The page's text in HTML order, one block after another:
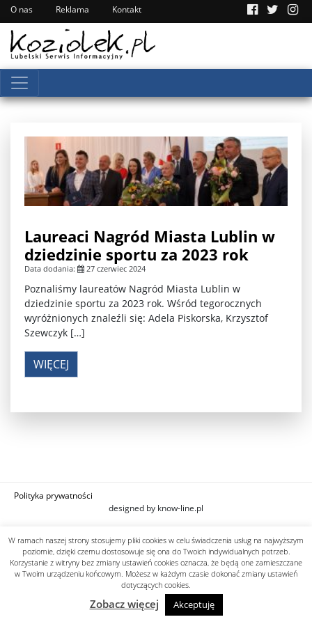
O nas Reklama Kontakt
Laureaci Nagród Miasta Lublin w
dziedzinie sportu za 2023 rok
Data dodania: 27 czerwiec 2024
Poznaliśmy laureatów Nagród Miasta Lublin w
dziedzinie sportu za 2023 rok. Wśród tegorocznych
wyróżnionych znaleźli się: Adela Piskorska, Krzysztof
Szewczyk […]
WIĘCEJ
Polityka prywatności
designed by know-line.pl
W ramach naszej strony stosujemy pliki cookies w celu świadczenia usług na najwyższym
poziomie, dzięki czemu dostosowuje się ona do Twoich indywidualnych potrzeb.
Korzystanie z witryny bez zmiany ustawień cookies oznacza, że będą one zamieszczane
w Twoim urządzeniu końcowym. Możesz w każdym czasie dokonać zmiany ustawień
dotyczących cookies.
Zobacz więcej Akceptuję